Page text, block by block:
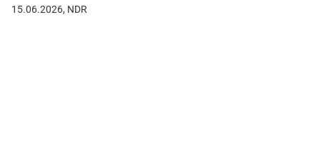
15.06.2026, NDR